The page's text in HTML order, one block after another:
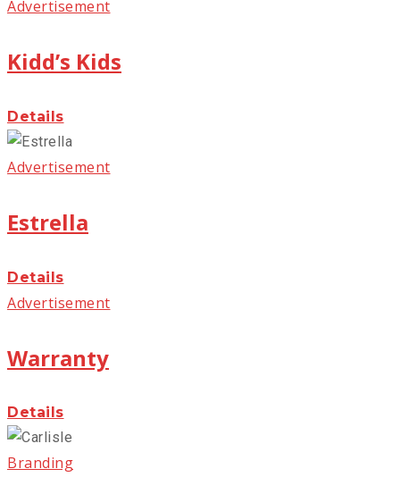
Advertisement
Kidd’s Kids
Details
Advertisement
Estrella
Details
Advertisement
Warranty
Details
Branding